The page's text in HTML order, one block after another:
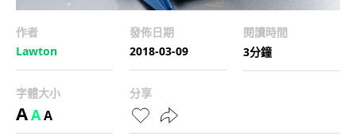
作者
Lawton
發佈日期
2018-03-09
閱讀時間
3分鐘
字體大小
AAA
分享